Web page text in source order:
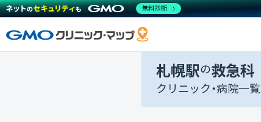
札幌駅の救急科
クリニック・病院一覧
無料診断